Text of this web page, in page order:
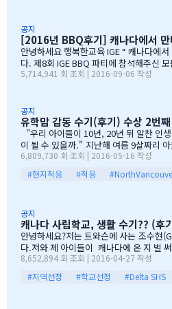
rean 어머님들은 준비성은 최고 인걸 다시
다. 유학맘이야기에 댓글이 27 이였지
님들은 50분이 넘으셔서, 처음 오픈닝때
쁘신 와중에 참석해주신 [TD은행,오경호
합보험,캐나다쉬핑(코쉽해운),한인모터스
데 불편한거 없이 꼼꼼히 준비하시기 바라
한의 카톡 및 연락이 오지않을까 생각이 …
공지
안녕하세요 행복한교육 IGE “ 캐나다에서 만나는 새로운 가족” 입니
다. 제8회 IGE BBQ 파티에 참석해주신 모든 IGE 가족분들께 진심으
로 감사드립니다. 오전에 비가 와서 걱정 또 걱정을 하였지만, 어느
전부터 차근 차근 준비하엿습니다. 많은 IGE 가족분들께서 참석해주
셧으며,(총114가족) 노스밴쿠버,랭리교육
해주셧습니다. 11시30분부터 오픈닝을
파티 시작으로 START 하엿지요. 그 다음
찻기 그리고 Q & A 를 시작으로 학부모님
물을 증정하는 즐거운 시간을 가져습니다. 매년 여름마다 BBQ 파티
를 진행하면서 시간이 정말 빨리 가는구
5,714,941 회 조회 | 2016-09-06 작성
공지
유학맘 감동 수기(후기) 수상 2번
"우리 아이들이 10년, 20년 뒤 알찬 인
이 될 수 있을까." 지난해 여름 9살짜리 아들과 6살짜리 딸아이를 데
리고 캐나다 밴쿠버로 조기유학을 떠날 결
르는 고민이었습니다. 지난 10여년동안 부모님과 함께 삼대가 살아
왔기에 고민은 더욱 컸습니다. 가족이 떨
遷之敎, 맹자의 어머니가 자식을 위해 세
망정, 조금이라도 기회가 있을 때 망설이
등을 떠미셨습니다. 경제적인 여건이 딱히 좋은 것도 아니었습니다.
유학비용도 평소 한국에서 들어가던 교육
가는 수준으로 잡았습니다. 자린고비 정신으로 단단히 무장을 했지
요. 어찌보면 단순무식하게 "영어도 배
6,809,730 회 조회 | 2016-05-16 작성
#현지적응
#적응
공지
캐나다 사립학교, 생활 수기?? (후
안녕하세요?저는 트와슨에 사는 조수현
다.저와 제 아이들이 캐나다에 온 지 벌
렇게 오래 있게 된 이유는 단 하나 너무 좋
다도 가까이 있고 조용하고 제 아이들이
다.백인 비율도 높고요.ㅎㅎ제가 가장 만
8,652,894 회 조회 | 2016-04-27 작성
#지역선정
#학교선정 #Delta SHS